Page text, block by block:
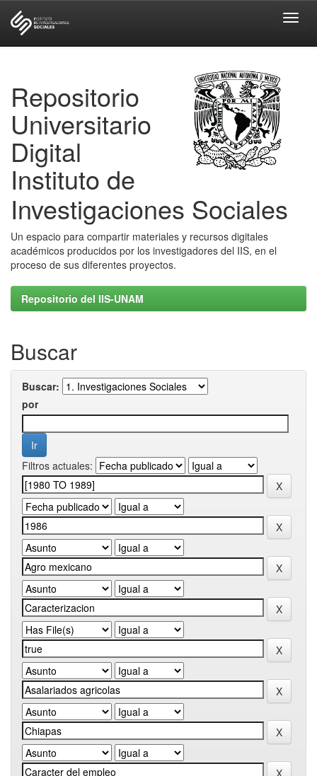
Repositorio
Universitario
Digital
Instituto de
Investigaciones Sociales
Un espacio para compartir materiales y recursos digitales
académicos producidos por los investigadores del IIS, en el
proceso de sus diferentes proyectos.
Repositorio del IIS-UNAM
Buscar
Buscar:
por
Filtros actuales: